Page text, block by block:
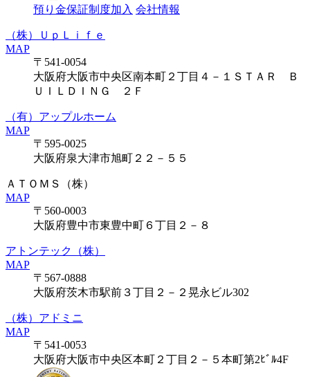
預り金保証制度加入 会社情報
（株）ＵｐＬｉｆｅ
MAP
〒541-0054
大阪府大阪市中央区南本町２丁目４－１ＳＴＡＲ Ｂ
ＵＩＬＤＩＮＧ ２Ｆ
（有）アップルホーム
MAP
〒595-0025
大阪府泉大津市旭町２２－５５
ＡＴＯＭＳ（株）
MAP
〒560-0003
大阪府豊中市東豊中町６丁目２－８
アトンテック（株）
MAP
〒567-0888
大阪府茨木市駅前３丁目２－２晃永ビル302
（株）アドミニ
MAP
〒541-0053
大阪府大阪市中央区本町２丁目２－５本町第2ﾋﾞﾙ4F